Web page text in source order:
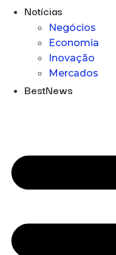
Notícias
Negócios
Economia
Inovação
Mercados
BestNews